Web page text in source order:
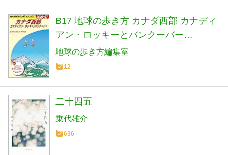
B17 地球の歩き方 カナダ西部 カナディ
アン・ロッキーとバンクーバー
2026~2027 (地球の歩き方B 北米・中
米・南米)
地球の歩き方編集室
12
二十四五
乗代雄介
636